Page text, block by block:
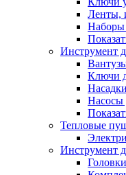
Ленты,
Наборы
Инструмент
Ключи
Насадки
Насосы
Тепловые
Инструмент